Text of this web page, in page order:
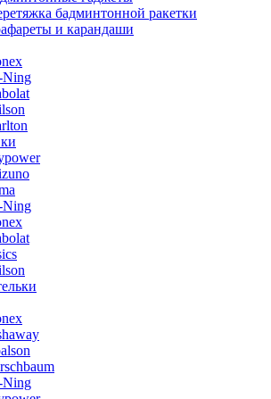
бадминтонной ракетки
и карандаши